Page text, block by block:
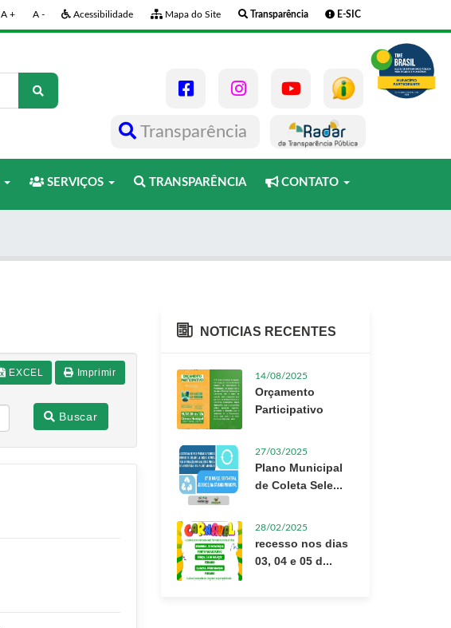
A + A - Acessibilidade Mapa do Site Transparência E-SIC
Transparência
SERVIÇOS TRANSPARÊNCIA CONTATO
EXCEL
Imprimir
Buscar
NOTICIAS RECENTES
14/08/2025
Orçamento
Participativo
27/03/2025
Plano Municipal
de Coleta Sele...
28/02/2025
recesso nos dias
03, 04 e 05 d...